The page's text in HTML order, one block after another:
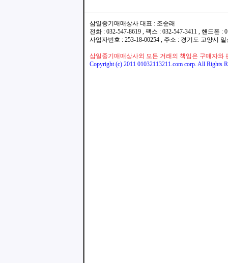
삼일중기매매상사 대표 : 조순래
전화 : 032-547-8619 , 팩스 : 032-547-3411 , 핸드폰
사업자번호 : 253-18-00254 , 주소 : 경기도 고양시
삼일중기매매상사외 모든 거래의 책임은 구매자와
Copyright (c) 2011 01032113211.com corp. All Rights